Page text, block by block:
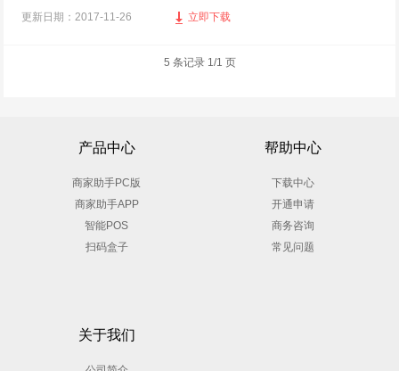
更新日期：2017-11-26 立即下载
5 条记录 1/1 页
产品中心
商家助手PC版
商家助手APP
智能POS
扫码盒子
帮助中心
下载中心
开通申请
商务咨询
常见问题
关于我们